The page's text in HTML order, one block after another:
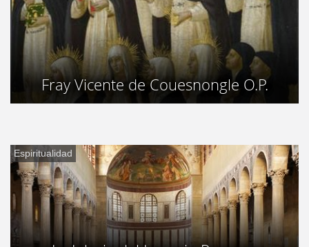
Fray Vicente de Couesnongle O.P.
Espiritualidad